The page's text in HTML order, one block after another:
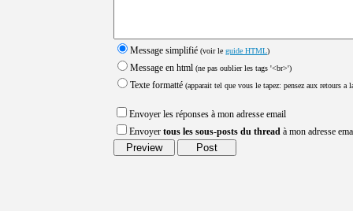
Message simplifié (voir le guide HTML)
Message en html (ne pas oublier les tags '<br>')
Texte formatté (apparait tel que vous le tapez: pensez aux retours a
Envoyer les réponses à mon adresse email
Envoyer tous les sous-posts du thread à mon adresse